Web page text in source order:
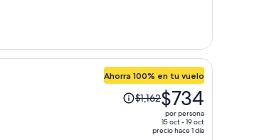
persona
Ahorra 100% en tu vuelo
El
precio
$1,162$734
por persona
15 oct - 19 oct
precio hace 1 día